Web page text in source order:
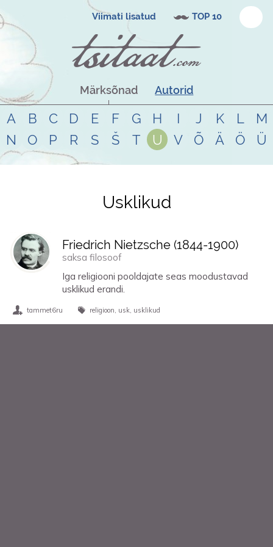
Viimati lisatud TOP 10
Märksõnad Autorid
A B C D E F G H I J K L
M
N
O P R S Š T U V Õ Ä Ö Ü
Tsitaadid teemalusklikud
Usklikud
Friedrich Nietzsche (1844-1900)
saksa filosoof
Iga religiooni pooldajate seas moodustavad
usklikud erandi.
tammet6ru religioon usk usklikud